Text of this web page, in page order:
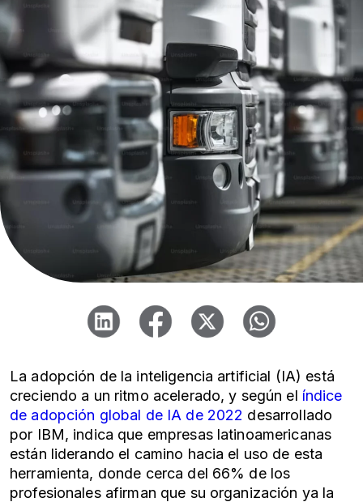
La adopción de la inteligencia artificial (IA) está
creciendo a un ritmo acelerado, y según el índice
de adopción global de IA de 2022 desarrollado
por IBM, indica que empresas latinoamericanas
están liderando el camino hacia el uso de esta
herramienta, donde cerca del 66% de los
profesionales afirman que su organización ya la